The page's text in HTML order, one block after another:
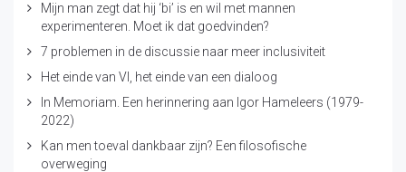
Mijn man zegt dat hij ‘bi’ is en wil met mannen
experimenteren. Moet ik dat goedvinden?
7 problemen in de discussie naar meer inclusiviteit
Het einde van VI, het einde van een dialoog
In Memoriam. Een herinnering aan Igor Hameleers (1979-
2022)
Kan men toeval dankbaar zijn? Een filosofische
overweging